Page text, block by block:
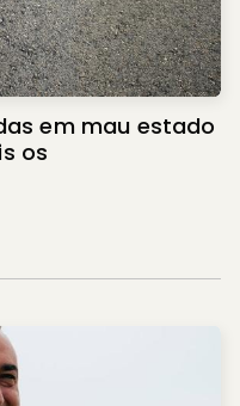
em mau estado
os